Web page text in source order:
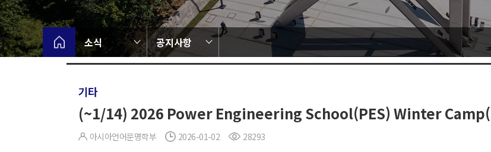
소식 공지사항
기타
(~1/14) 2026 Power Engineering School(PES) Winter
아시아언어문명학부 2026-01-02 28293